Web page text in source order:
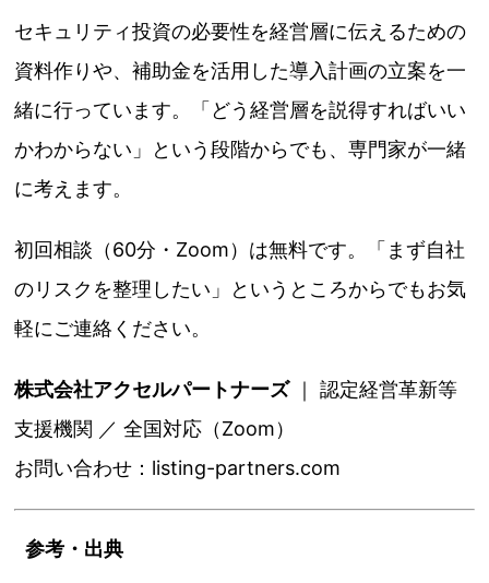
セキュリティ投資の必要性を経営層に伝えるための
資料作りや、補助金を活用した導入計画の立案を一
緒に行っています。「どう経営層を説得すればいい
かわからない」という段階からでも、専門家が一緒
に考えます。
初回相談（60分・Zoom）は無料です。「まず自社
のリスクを整理したい」というところからでもお気
軽にご連絡ください。
株式会社アクセルパートナーズ｜ 認定経営革新等
支援機関 ／ 全国対応（Zoom）
お問い合わせ：listing-partners.com
参考・出典